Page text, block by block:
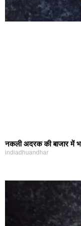
नकली अदरक की बाजार में
indiadhuandhar